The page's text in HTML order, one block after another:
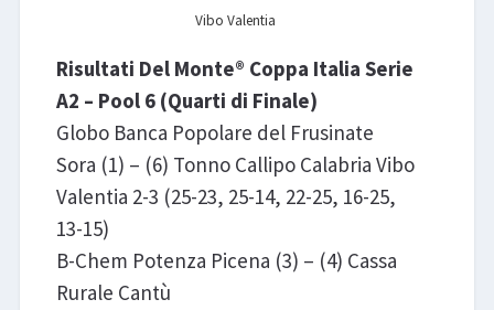
Vibo Valentia
Risultati Del Monte® Coppa Italia Serie
A2 – Pool 6 (Quarti di Finale)
Globo Banca Popolare del Frusinate
Sora (1) – (6) Tonno Callipo Calabria Vibo
Valentia 2-3 (25-23, 25-14, 22-25, 16-25,
13-15)
B-Chem Potenza Picena (3) – (4) Cassa
Rurale Cantù